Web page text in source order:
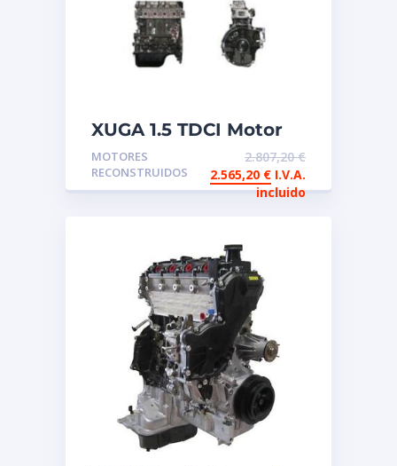
XUGA 1.5 TDCI Motor
de intercambio
reconstruido FORD
MOTORES
RECONSTRUIDOS
2.807,20€
2.565,20 € I.V.A.
incluido